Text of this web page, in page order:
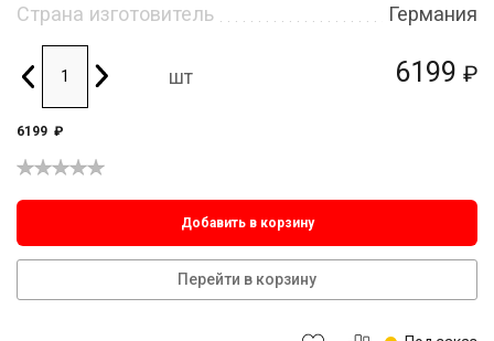
6199 ₽
Страна изготовитель
Германия
шт
6199 ₽
Добавить в корзину
Перейти в корзину